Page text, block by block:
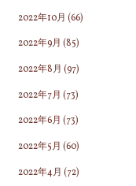
2022年10月 (66)
2022年9月 (85)
2022年8月 (97)
2022年7月 (73)
2022年6月 (73)
2022年5月 (60)
2022年4月 (72)